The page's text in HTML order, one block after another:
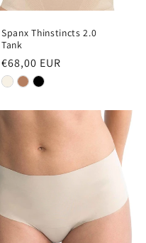
Spanx Thinstincts 2.0
Tank
Normale
prijs
€68,00 EUR